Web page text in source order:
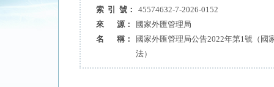
索 引 號：
45574632-7-2026-0152
來 源：
國家外匯管理局
名 稱：
國家外匯管理局公告2022年第1號（國
法）